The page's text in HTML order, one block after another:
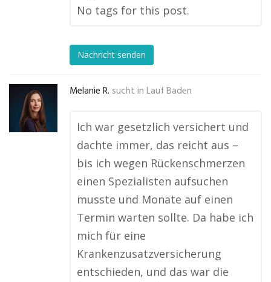
No tags for this post.
Nachricht senden
Melanie R. sucht in Lauf Baden
Ich war gesetzlich versichert und
dachte immer, das reicht aus –
bis ich wegen Rückenschmerzen
einen Spezialisten aufsuchen
musste und Monate auf einen
Termin warten sollte. Da habe ich
mich für eine
Krankenzusatzversicherung
entschieden, und das war die